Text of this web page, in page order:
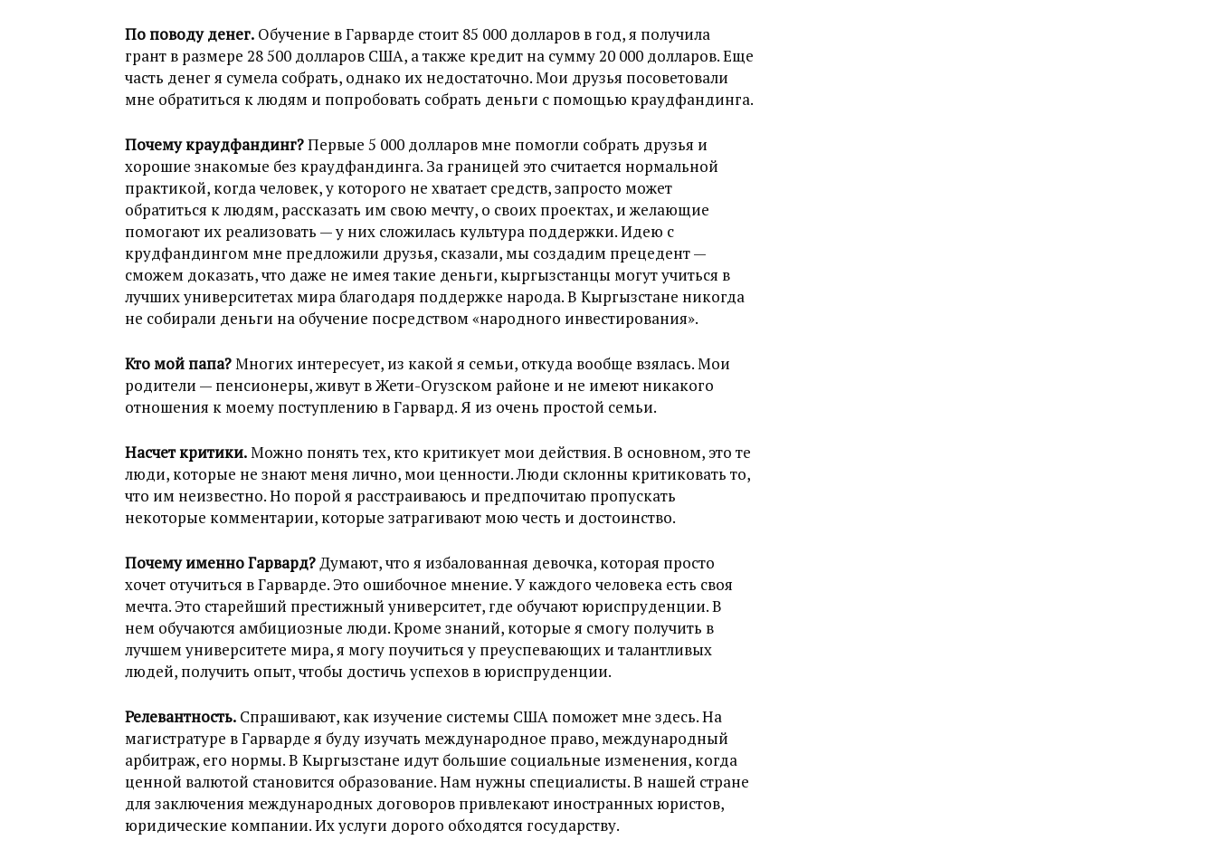
По поводу денег. Обучение в Гарварде стоит 85 000 долларов в год, я получила
грант в размере 28 500 долларов США, а также кредит на сумму 20 000 долларов. Еще
часть денег я сумела собрать, однако их недостаточно. Мои друзья посоветовали
мне обратиться к людям и попробовать собрать деньги с помощью краудфандинга.
Почему краудфандинг?Первые 5 000 долларов мне помогли собрать друзья и
хорошие знакомые без краудфандинга. За границей это считается нормальной
практикой, когда человек, у которого не хватает средств, запросто может
обратиться к людям, рассказать им свою мечту, о своих проектах, и желающие
помогают их реализовать — у них сложилась культура поддержки. Идею с
крудфандингом мне предложили друзья, сказали, мы создадим прецедент —
сможем доказать, что даже не имея такие деньги, кыргызстанцы могут учиться в
лучших университетах мира благодаря поддержке народа. В Кыргызстане никогда
не собирали деньги на обучение посредством «народного инвестирования».
Кто мой папа?Многих интересует, из какой я семьи, откуда вообще взялась. Мои
родители — пенсионеры, живут в Жети-Огузском районе и не имеют никакого
отношения к моему поступлению в Гарвард. Я из очень простой семьи.
Насчет критики.Можно понять тех, кто критикует мои действия. В основном, это те
люди, которые не знают меня лично, мои ценности. Люди склонны критиковать то,
что им неизвестно. Но порой я расстраиваюсь и предпочитаю пропускать
некоторые комментарии, которые затрагивают мою честь и достоинство.
Почему именно Гарвард?Думают, что я избалованная девочка, которая просто
хочет отучиться в Гарварде. Это ошибочное мнение. У каждого человека есть своя
мечта. Это старейший престижный университет, где обучают юриспруденции. В
нем обучаются амбициозные люди. Кроме знаний, которые я смогу получить в
лучшем университете мира, я могу поучиться у преуспевающих и талантливых
людей, получить опыт, чтобы достичь успехов в юриспруденции.
Релевантность. Спрашивают, как изучение системы США поможет мне здесь. На
магистратуре в Гарварде я буду изучать международное право, международный
арбитраж, его нормы. В Кыргызстане идут большие социальные изменения, когда
ценной валютой становится образование. Нам нужны специалисты. В нашей стране
для заключения международных договоров привлекают иностранных юристов,
юридические компании. Их услуги дорого обходятся государству.